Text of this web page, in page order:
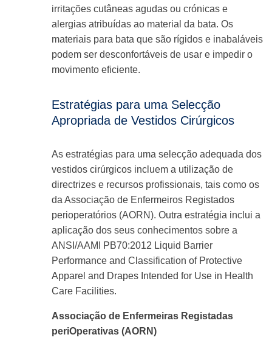
irritações cutâneas agudas ou crónicas e
alergias atribuídas ao material da bata. Os
materiais para bata que são rígidos e inabaláveis
podem ser desconfortáveis de usar e impedir o
movimento eficiente.
Estratégias para uma Selecção
Apropriada de Vestidos Cirúrgicos
As estratégias para uma selecção adequada dos
vestidos cirúrgicos incluem a utilização de
directrizes e recursos profissionais, tais como os
da Associação de Enfermeiros Registados
perioperatórios (AORN). Outra estratégia inclui a
aplicação dos seus conhecimentos sobre a
ANSI/AAMI PB70:2012 Liquid Barrier
Performance and Classification of Protective
Apparel and Drapes Intended for Use in Health
Care Facilities.
Associação de Enfermeiras Registadas
periOperativas (AORN)